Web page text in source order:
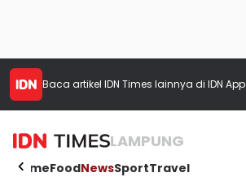
Baca artikel IDN Times lainnya di IDN App
LAMPUNG
HomeFoodNewsSportTravel